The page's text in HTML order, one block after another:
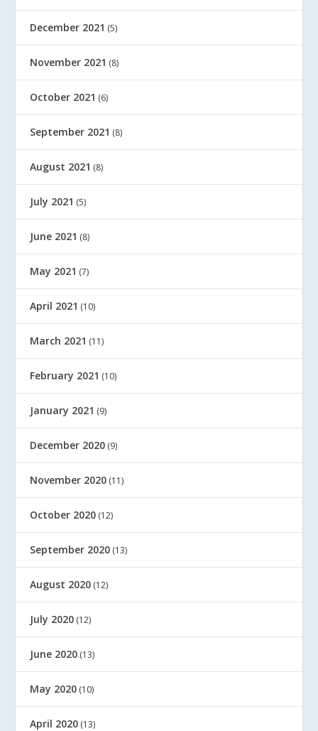
December 2021 (5)
November 2021 (8)
October 2021 (6)
September 2021 (8)
August 2021 (8)
July 2021 (5)
June 2021 (8)
May 2021 (7)
April 2021 (10)
March 2021 (11)
February 2021 (10)
January 2021 (9)
December 2020 (9)
November 2020 (11)
October 2020 (12)
September 2020 (13)
August 2020 (12)
July 2020 (12)
June 2020 (13)
May 2020 (10)
April 2020 (13)